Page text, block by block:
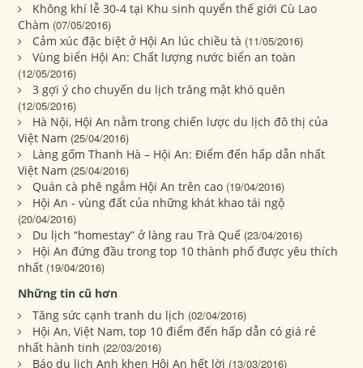
Không khí lễ 30-4 tại Khu sinh quyển thế giới Cù Lao
Chàm (07/05/2016)
Cảm xúc đặc biệt ở Hội An lúc chiều tà (11/05/2016)
Vùng biển Hội An: Chất lượng nước biển an toàn
(12/05/2016)
3 gợi ý cho chuyến du lịch trăng mật khó quên
(12/05/2016)
Hà Nội, Hội An nằm trong chiến lược du lịch đô thị của
Việt Nam (25/04/2016)
Làng gốm Thanh Hà – Hội An: Điểm đến hấp dẫn nhất
Việt Nam (25/04/2016)
Quán cà phê ngắm Hội An trên cao (19/04/2016)
Hội An - vùng đất của những khát khao tái ngộ
(20/04/2016)
Du lịch “homestay” ở làng rau Trà Quế (23/04/2016)
Hội An đứng đầu trong top 10 thành phố được yêu thích
nhất (19/04/2016)
Những tin cũ hơn
Tăng sức cạnh tranh du lịch (02/04/2016)
Hội An, Việt Nam, top 10 điểm đến hấp dẫn có giá rẻ
nhất hành tinh (22/03/2016)
Báo du lịch Anh khen Hội An hết lời (13/03/2016)